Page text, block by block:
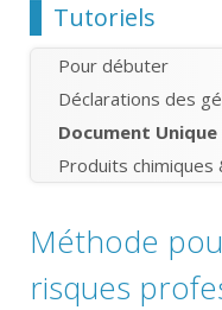
Tutoriels
Pour débuter
Déclarations des
Document Unique
Produits chimiques
Méthode
risques